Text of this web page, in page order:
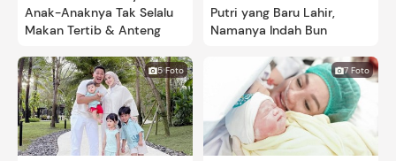
Anak-Anaknya Tak Selalu
Makan Tertib & Anteng
Putri yang Baru Lahir,
Namanya Indah Bun
5 Foto 7 Foto